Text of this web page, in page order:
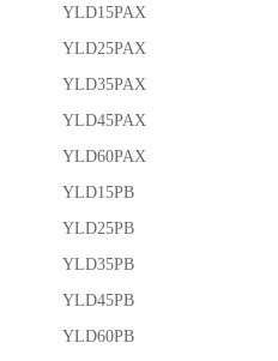
YLD15PAX
YLD25PAX
YLD35PAX
YLD45PAX
YLD60PAX
YLD15PB
YLD25PB
YLD35PB
YLD45PB
YLD60PB